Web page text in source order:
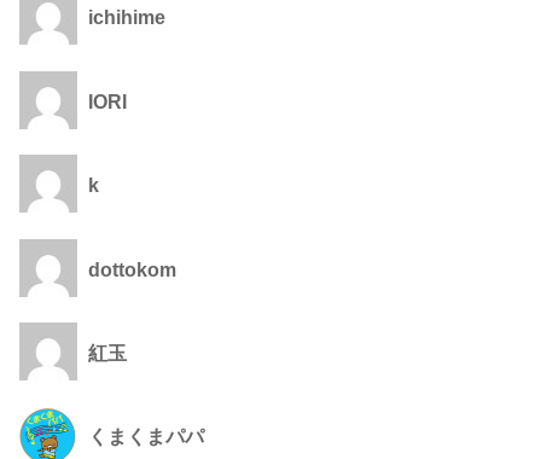
ichihime
IORI
k
dottokom
紅玉
くまくまパパ